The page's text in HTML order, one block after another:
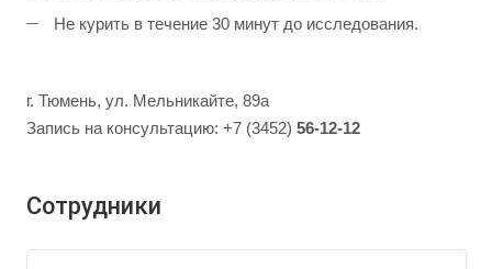
Не курить в течение 30 минут до исследования.
г. Тюмень, ул. Мельникайте, 89а
Запись на консультацию: +7 (3452) 56-12-12
Сотрудники